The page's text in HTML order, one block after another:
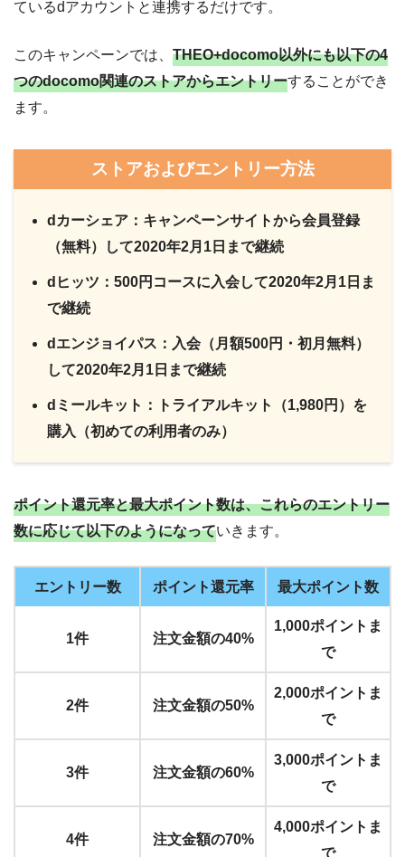
ているdアカウントと連携するだけです。
このキャンペーンでは、 THEO+docomo以外にも以下の4
つのdocomo関連のストアからエントリーすることができ
ます。
ストアおよびエントリー方法
dカーシェア：キャンペーンサイトから会員登録
（無料）して2020年2月1日まで継続
dヒッツ：500円コースに入会して2020年2月1日ま
で継続
dエンジョイパス：入会（月額500円・初月無料）
して2020年2月1日まで継続
dミールキット：トライアルキット（1,980円）を
購入（初めての利用者のみ）
ポイント還元率と最大ポイント数は、これらのエントリー
数に応じて以下のようになっていきます。
エントリー数 ポイント還元率 最大ポイント数
1件 注文金額の40%
1,000ポイントま
で
2件 注文金額の50%
2,000ポイントま
で
3件 注文金額の60%
3,000ポイントま
で
4件 注文金額の70%
4,000ポイントま
で